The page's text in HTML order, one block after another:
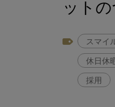
ット
スマイ
休日休
採用